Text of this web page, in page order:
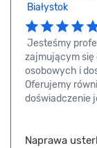
Białystok
Jesteśmy
zajmującym się
osobowych i
Oferujemy
doświadczenie
Naprawa